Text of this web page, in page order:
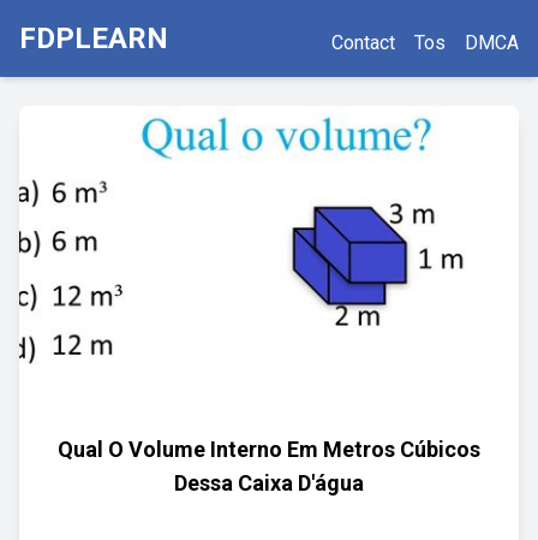
FDPLEARN Contact Tos DMCA
Qual O Volume Interno Em Metros Cúbicos
Dessa Caixa D'água